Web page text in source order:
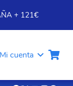
+ 121€
Mi cuenta